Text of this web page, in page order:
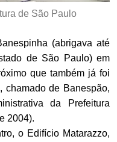
de São Paulo
(abrigava até
de São Paulo) em
que também já foi
, chamado de Banespão,
da Prefeitura
2004).
o Edifício Matarazzo,